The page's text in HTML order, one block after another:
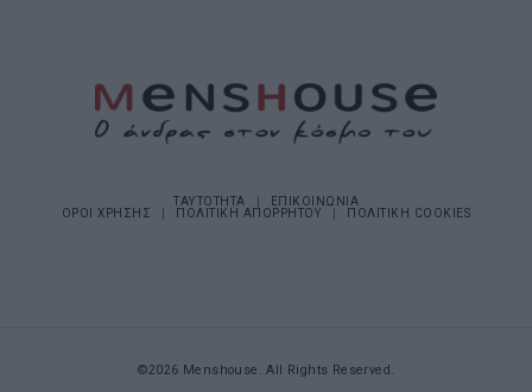
ΤΑΥΤΟΤΗΤΑ
ΕΠΙΚΟΙΝΩΝΙΑ
ΟΡΟΙ ΧΡΗΣΗΣ
ΠΟΛΙΤΙΚΗ ΑΠΟΡΡΗΤΟΥ ΠΟΛΙΤΙΚΗ COOKIES
©2026 Menshouse. All Rights Reserved.